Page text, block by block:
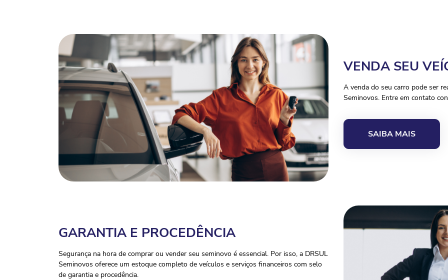
VENDA SEU
A venda do seu carro pode ser
Seminovos. Entre em contato
SAIBA MAIS
GARANTIA E PROCEDÊNCIA
Segurança na hora de comprar ou vender seu seminovo é essencial. Por isso, a DRSUL
Seminovos oferece um estoque completo de veículos e serviços financeiros com selo
de garantia e procedência.